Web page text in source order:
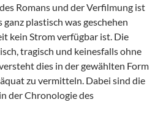
Romans und der Verfilmung ist
plastisch was geschehen
kein Strom verfügbar ist. Die
tragisch und keinesfalls ohne
dies in der gewählten Form
zu vermitteln. Dabei sind die
der Chronologie des